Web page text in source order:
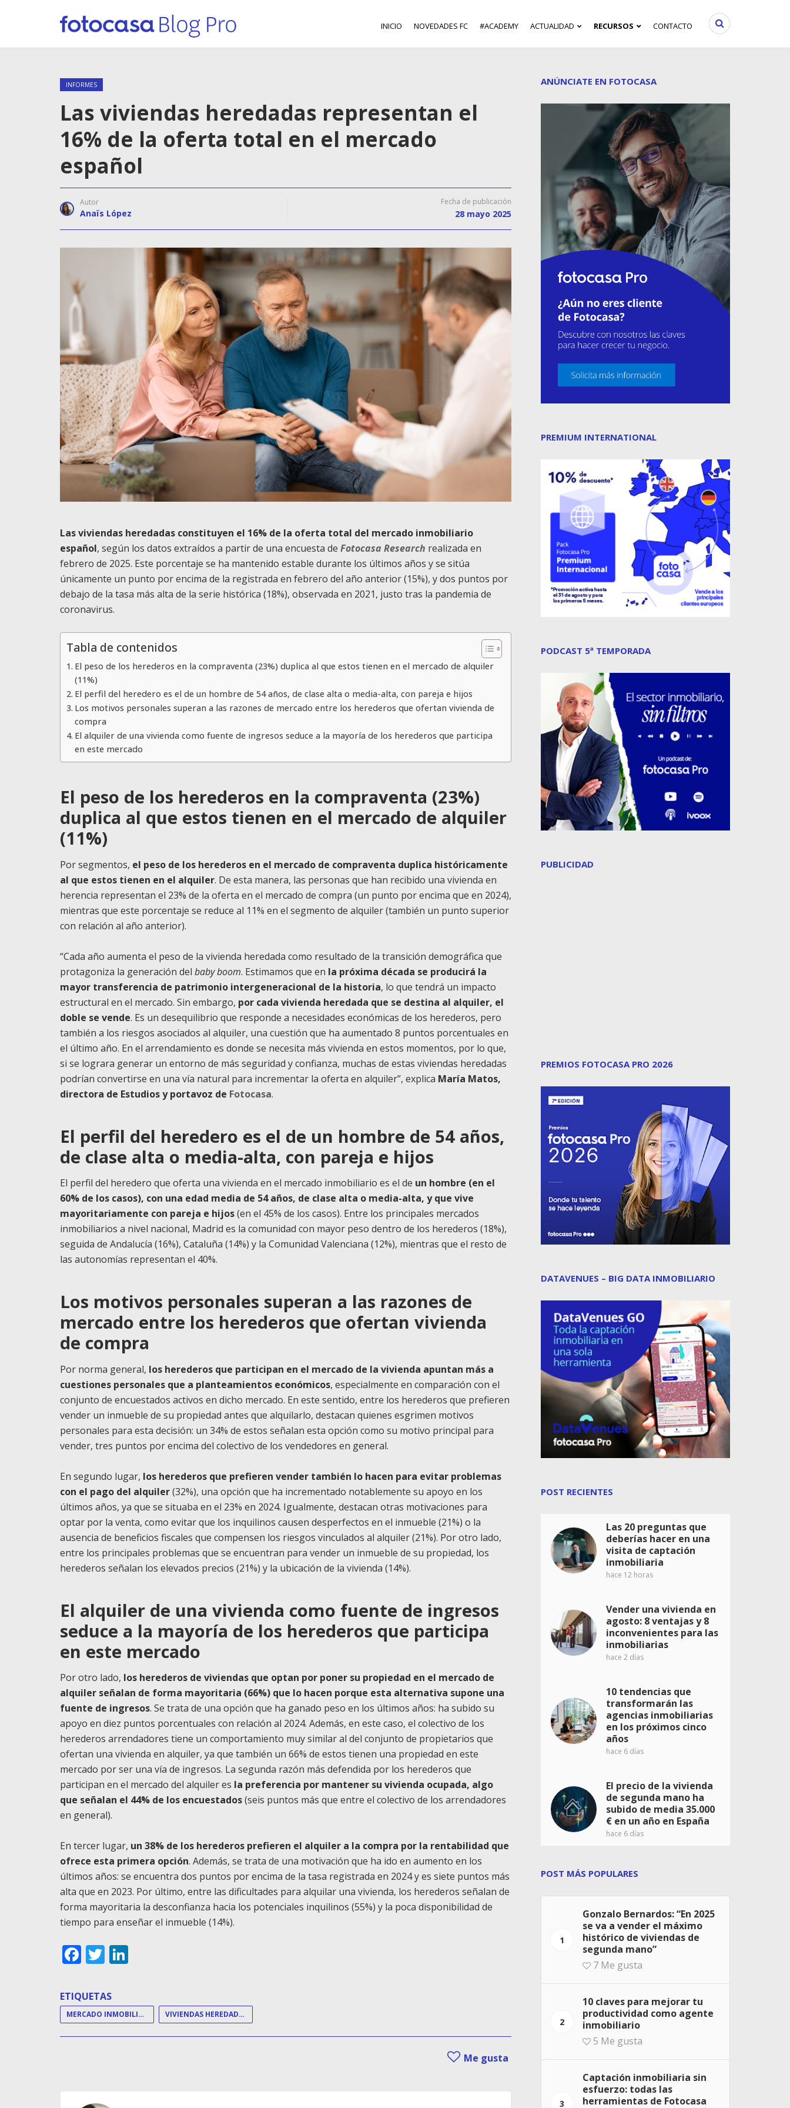
INICIO NOVEDADES FC #ACADEMY ACTUALIDAD RECURSOS CONTACTO
INFORMES
Las viviendas heredadas representan el
16% de la oferta total en el mercado
español
Autor
Anaïs López
Fecha de publicación
28 mayo 2025
Las viviendas heredadas constituyen el 16% de la oferta total del mercado inmobiliario
español, según los datos extraídos a partir de una encuesta de Fotocasa Research realizada en
febrero de 2025. Este porcentaje se ha mantenido estable durante los últimos años y se sitúa
únicamente un punto por encima de la registrada en febrero del año anterior (15%), y dos puntos por
debajo de la tasa más alta de la serie histórica (18%), observada en 2021, justo tras la pandemia de
coronavirus.
Tabla de contenidos
El peso de los herederos en la compraventa (23%) duplica al que estos tienen en el mercado de alquiler
(11%)
El perfil del heredero es el de un hombre de 54 años, de clase alta o media-alta, con pareja e hijos
Los motivos personales superan a las razones de mercado entre los herederos que ofertan vivienda de
compra
El alquiler de una vivienda como fuente de ingresos seduce a la mayoría de los herederos que participa
en este mercado
El peso de los herederos en la compraventa (23%)
duplica al que estos tienen en el mercado de alquiler
(11%)
Por segmentos, el peso de los herederos en el mercado de compraventa duplica históricamente
al que estos tienen en el alquiler. De esta manera, las personas que han recibido una vivienda en
herencia representan el 23% de la oferta en el mercado de compra (un punto por encima que en 2024),
mientras que este porcentaje se reduce al 11% en el segmento de alquiler (también un punto superior
con relación al año anterior).
“Cada año aumenta el peso de la vivienda heredada como resultado de la transición demográfica que
protagoniza la generación del baby boom. Estimamos que en la próxima década se producirá la
mayor transferencia de patrimonio intergeneracional de la historia, lo que tendrá un impacto
estructural en el mercado. Sin embargo, por cada vivienda heredada que se destina al alquiler, el
doble se vende. Es un desequilibrio que responde a necesidades económicas de los herederos, pero
también a los riesgos asociados al alquiler, una cuestión que ha aumentado 8 puntos porcentuales en
el último año. En el arrendamiento es donde se necesita más vivienda en estos momentos, por lo que,
si se lograra generar un entorno de más seguridad y confianza, muchas de estas viviendas heredadas
podrían convertirse en una vía natural para incrementar la oferta en alquiler”, explica María Matos,
directora de Estudios y portavoz de Fotocasa.
El perfil del heredero es el de un hombre de 54 años,
de clase alta o media-alta, con pareja e hijos
El perfil del heredero que oferta una vivienda en el mercado inmobiliario es el de un hombre (en el
60% de los casos), con una edad media de 54 años, de clase alta o media-alta, y que vive
mayoritariamente con pareja e hijos(en el 45% de los casos). Entre los principales mercados
inmobiliarios a nivel nacional, Madrid es la comunidad con mayor peso dentro de los herederos (18%),
seguida de Andalucía (16%), Cataluña (14%) y la Comunidad Valenciana (12%), mientras que el resto de
las autonomías representan el 40%.
Los motivos personales superan a las razones de
mercado entre los herederos que ofertan vivienda
de compra
Por norma general, los herederos que participan en el mercado de la vivienda apuntan más a
cuestiones personales que a planteamientos económicos, especialmente en comparación con el
conjunto de encuestados activos en dicho mercado. En este sentido, entre los herederos que prefieren
vender un inmueble de su propiedad antes que alquilarlo, destacan quienes esgrimen motivos
personales para esta decisión: un 34% de estos señalan esta opción como su motivo principal para
vender, tres puntos por encima del colectivo de los vendedores en general.
En segundo lugar, los herederos que prefieren vender también lo hacen para evitar problemas
con el pago del alquiler(32%), una opción que ha incrementado notablemente su apoyo en los
últimos años, ya que se situaba en el 23% en 2024. Igualmente, destacan otras motivaciones para
optar por la venta, como evitar que los inquilinos causen desperfectos en el inmueble (21%) o la
ausencia de beneficios fiscales que compensen los riesgos vinculados al alquiler (21%). Por otro lado,
entre los principales problemas que se encuentran para vender un inmueble de su propiedad, los
herederos señalan los elevados precios (21%) y la ubicación de la vivienda (14%).
El alquiler de una vivienda como fuente de ingresos
seduce a la mayoría de los herederos que participa
en este mercado
Por otro lado, los herederos de viviendas que optan por poner su propiedad en el mercado de
alquiler señalan de forma mayoritaria (66%) que lo hacen porque esta alternativa supone una
fuente de ingresos. Se trata de una opción que ha ganado peso en los últimos años: ha subido su
apoyo en diez puntos porcentuales con relación al 2024. Además, en este caso, el colectivo de los
herederos arrendadores tiene un comportamiento muy similar al del conjunto de propietarios que
ofertan una vivienda en alquiler, ya que también un 66% de estos tienen una propiedad en este
mercado por ser una vía de ingresos. La segunda razón más defendida por los herederos que
participan en el mercado del alquiler es la preferencia por mantener su vivienda ocupada, algo
que señalan el 44% de los encuestados(seis puntos más que entre el colectivo de los arrendadores
en general).
En tercer lugar, un 38% de los herederos prefieren el alquiler a la compra por la rentabilidad que
ofrece esta primera opción. Además, se trata de una motivación que ha ido en aumento en los
últimos años: se encuentra dos puntos por encima de la tasa registrada en 2024 y es siete puntos más
alta que en 2023. Por último, entre las dificultades para alquilar una vivienda, los herederos señalan de
forma mayoritaria la desconfianza hacia los potenciales inquilinos (55%) y la poca disponibilidad de
tiempo para enseñar el inmueble (14%).
Facebook
Twitter
ETIQUETAS
MERCADO INMOBILIARIO VIVIENDAS HEREDADAS
Me gusta
ANÚNCIATE EN FOTOCASA
PREMIUM INTERNATIONAL
PODCAST 5ª TEMPORADA
PUBLICIDAD
PREMIOS FOTOCASA PRO 2026
DATAVENUES – BIG DATA INMOBILIARIO
POST RECIENTES
Las 20 preguntas que
deberías hacer en una
visita de captación
inmobiliaria
hace 12 horas
Vender una vivienda en
agosto: 8 ventajas y 8
inconvenientes para las
inmobiliarias
hace 2 días
10 tendencias que
transformarán las
agencias inmobiliarias
en los próximos cinco
años
hace 6 días
El precio de la vivienda
de segunda mano ha
subido de media 35.000
€ en un año en España
hace 6 días
POST MÁS POPULARES
1
Gonzalo Bernardos: “En 2025
se va a vender el máximo
histórico de viviendas de
segunda mano”
7 Me gusta
2
10 claves para mejorar tu
productividad como agente
inmobiliario
5 Me gusta
3
Captación inmobiliaria sin
esfuerzo: todas las
herramientas de Fotocasa